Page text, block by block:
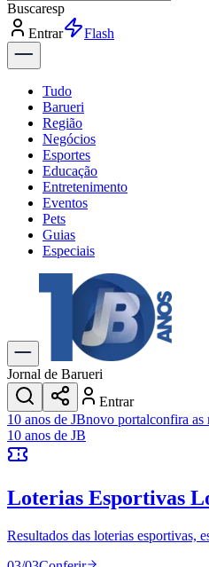
Buscaresportes
Entrar
Flash
Tudo
Barueri
Região
Negócios
Esportes
Educação
Entretenimento
Eventos
Pets
Guias
Especiais
Explore Tudo
Últimas Notícias
Previsão do Tempo
Trânsito e Rotas
Dia a Dia & Lazer
Transportes
Gastronomia
Cinema & Shows
JogosNovo
Anuncie no Portal
Cadastrar Empresa
Divulgar VagasNovo
Publicidade Legal
Jornal de Barueri
Entrar
10 anos de JBnovo portalconfira as
10 anos de JB
Loterias Esportivas
Resultados das loterias esportivas,